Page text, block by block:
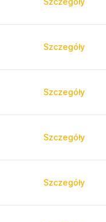
Szczegóły
Szczegóły
Szczegóły
Szczegóły